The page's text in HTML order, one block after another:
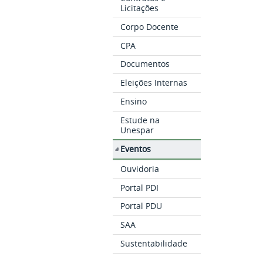
Licitações
Corpo Docente
CPA
Documentos
Eleições Internas
Ensino
Estude na
Unespar
Eventos
Ouvidoria
Portal PDI
Portal PDU
SAA
Sustentabilidade